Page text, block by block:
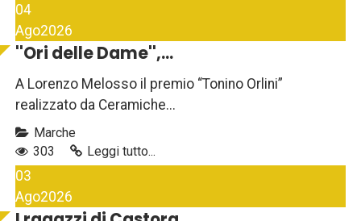
04
Ago2026
''Ori delle Dame'',...
A Lorenzo Melosso il premio “Tonino Orlini”
realizzato da Ceramiche...
Marche
303
Leggi tutto...
03
Ago2026